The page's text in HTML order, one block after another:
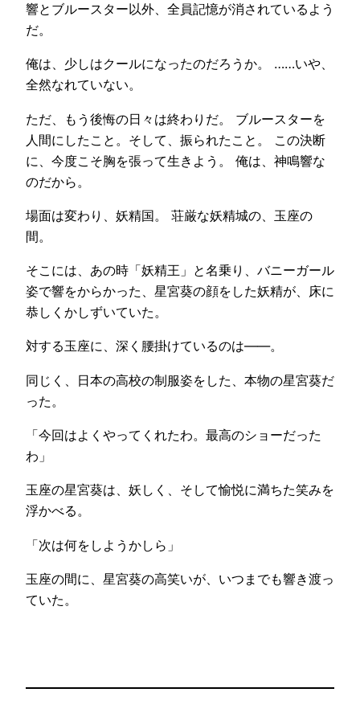
響とブルースター以外、全員記憶が消されているよう
だ。
俺は、少しはクールになったのだろうか。 ……いや、
全然なれていない。
ただ、もう後悔の日々は終わりだ。 ブルースターを
人間にしたこと。そして、振られたこと。 この決断
に、今度こそ胸を張って生きよう。 俺は、神鳴響な
のだから。
場面は変わり、妖精国。 荘厳な妖精城の、玉座の
間。
そこには、あの時「妖精王」と名乗り、バニーガール
姿で響をからかった、星宮葵の顔をした妖精が、床に
恭しくかしずいていた。
対する玉座に、深く腰掛けているのは――。
同じく、日本の高校の制服姿をした、本物の星宮葵だ
った。
「今回はよくやってくれたわ。最高のショーだった
わ」
玉座の星宮葵は、妖しく、そして愉悦に満ちた笑みを
浮かべる。
「次は何をしようかしら」
玉座の間に、星宮葵の高笑いが、いつまでも響き渡っ
ていた。